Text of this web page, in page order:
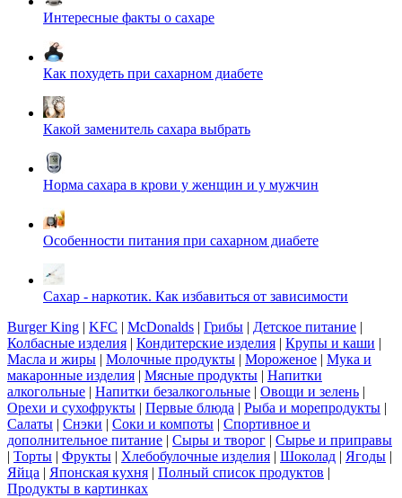
Интересные факты о сахаре
Как похудеть при сахарном диабете
Какой заменитель сахара выбрать
Норма сахара в крови у женщин и у мужчин
Особенности питания при сахарном диабете
Сахар - наркотик. Как избавиться от зависимости
Burger King | KFC | McDonalds | Грибы | Детское питание |
Колбасные изделия | Кондитерские изделия | Крупы и каши |
Масла и жиры | Молочные продукты | Мороженое | Мука и
макаронные изделия | Мясные продукты | Напитки
алкогольные | Напитки безалкогольные | Овощи и зелень |
Орехи и сухофрукты | Первые блюда | Рыба и морепродукты |
Салаты | Снэки | Соки и компоты | Спортивное и
дополнительное питание | Сыры и творог | Сырье и приправы
| Торты | Фрукты | Хлебобулочные изделия | Шоколад | Ягоды |
Яйца | Японская кухня | Полный список продуктов |
Продукты в картинках